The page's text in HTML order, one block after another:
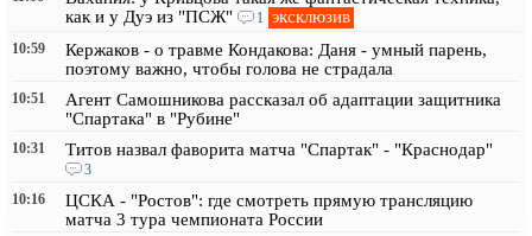
как и у Дуэ из "ПСЖ"
1 эксклюзив
10:59
Кержаков - о травме Кондакова: Даня - умный парень,
поэтому важно, чтобы голова не страдала
10:51
Агент Самошникова рассказал об адаптации защитника
"Спартака" в "Рубине"
10:31 Титов назвал фаворита матча "Спартак" - "Краснодар"
3
10:16
ЦСКА - "Ростов": где смотреть прямую трансляцию
матча 3 тура чемпионата России